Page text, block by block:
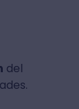
del